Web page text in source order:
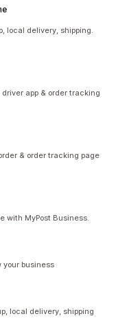
local delivery, shipping.
app & order tracking
& order tracking page
with MyPost Business.
your business
local delivery, shipping